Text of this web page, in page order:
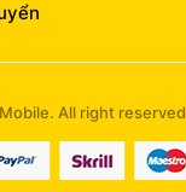
All right reserved